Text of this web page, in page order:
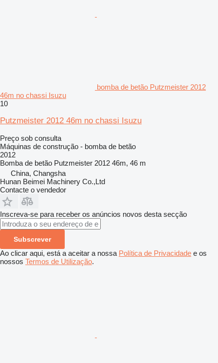
bomba de betão Putzmeister 2012
46m no chassi Isuzu
10
Putzmeister 2012 46m no chassi Isuzu
Preço sob consulta
Máquinas de construção - bomba de betão
2012
Bomba de betão Putzmeister 2012 46m, 46 m
China, Changsha
Hunan Beimei Machinery Co.,Ltd
Contacte o vendedor
Inscreva-se para receber os anúncios novos desta secção
Subscrever
Ao clicar aqui, está a aceitar a nossa Política de Privacidade e os
nossos Termos de Utilização.